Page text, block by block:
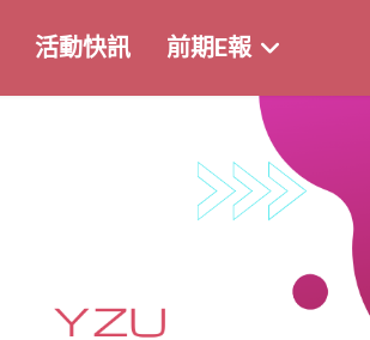
活動快訊 前期E報